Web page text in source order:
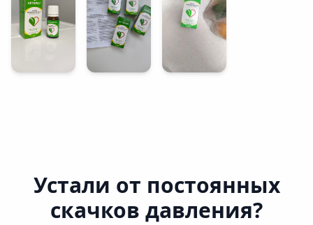
Устали от постоянных
скачков давления?